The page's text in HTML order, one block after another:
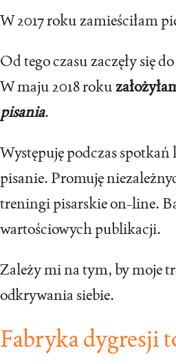
W 2017 roku zamieściłam
Od tego czasu zaczęły się
W maju 2018 roku
pisania.
Występuję podczas
pisanie. Promuję
treningi pisarskie on-line.
wartościowych publikacji.
Zależy mi na tym, by moje
odkrywania siebie.
Fabryka dygresji